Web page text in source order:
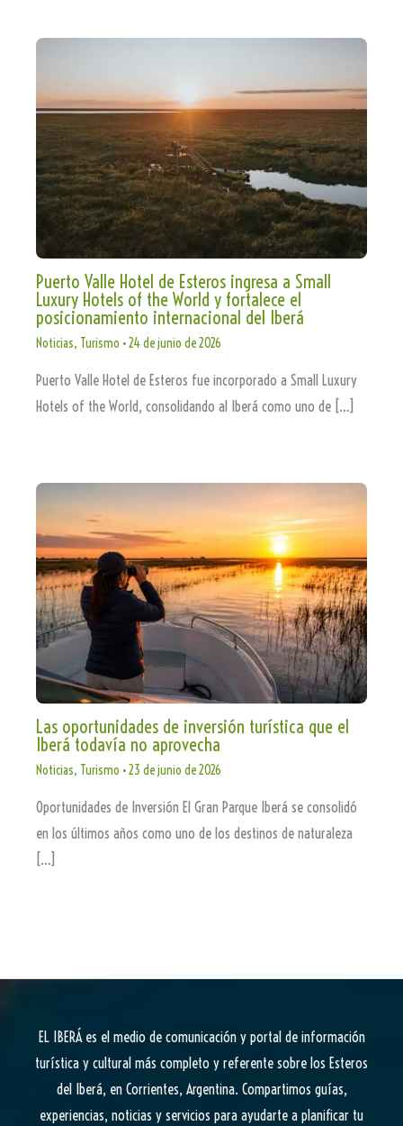
Puerto Valle Hotel de Esteros ingresa a Small
Luxury Hotels of the World y fortalece el
posicionamiento internacional del Iberá
Noticias, Turismo •24 de junio de 2026
Puerto Valle Hotel de Esteros fue incorporado a Small Luxury
Hotels of the World, consolidando al Iberá como uno de […]
Las oportunidades de inversión turística que el
Iberá todavía no aprovecha
Noticias, Turismo •23 de junio de 2026
Oportunidades de Inversión El Gran Parque Iberá se consolidó
en los últimos años como uno de los destinos de naturaleza
[…]
EL IBERÁes el medio de comunicación y portal de información
turística y cultural más completo y referente sobre los Esteros
del Iberá, en Corrientes, Argentina. Compartimos guías,
experiencias, noticias y servicios para ayudarte a planificar tu